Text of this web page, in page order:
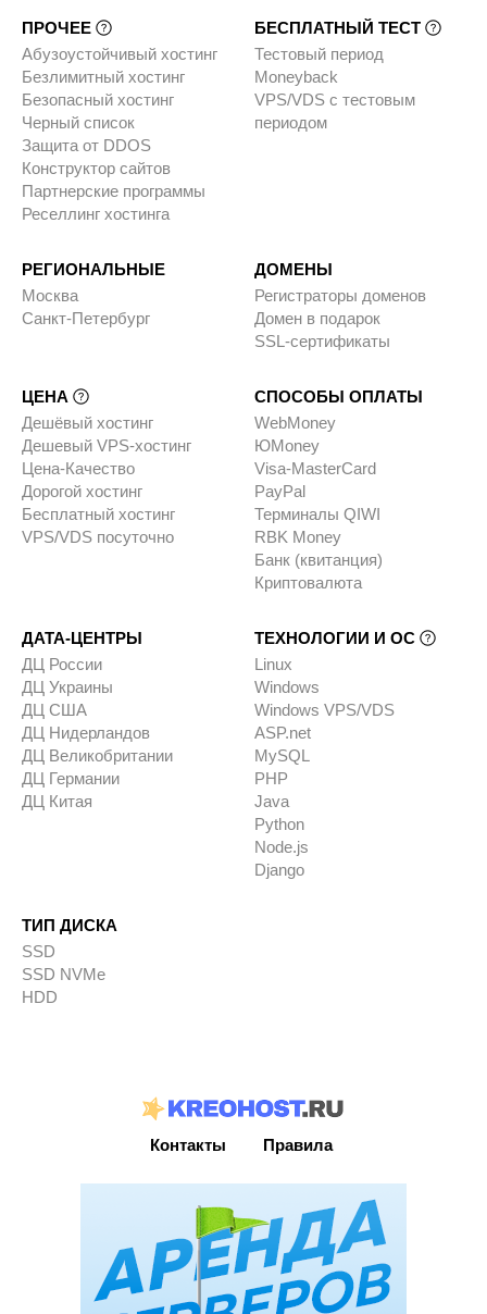
ПРОЧЕЕ
Абузоустойчивый хостинг
Безлимитный хостинг
Безопасный хостинг
Черный список
Защита от DDOS
Конструктор сайтов
Партнерские программы
Реселлинг хостинга
БЕСПЛАТНЫЙ ТЕСТ
Тестовый период
Moneyback
VPS/VDS с тестовым
периодом
РЕГИОНАЛЬНЫЕ
Москва
Санкт-Петербург
ДОМЕНЫ
Регистраторы доменов
Домен в подарок
SSL-сертификаты
ЦЕНА
Дешёвый хостинг
Дешевый VPS-хостинг
Цена-Качество
Дорогой хостинг
Бесплатный хостинг
VPS/VDS посуточно
СПОСОБЫ ОПЛАТЫ
WebMoney
ЮMoney
Visa-MasterCard
PayPal
Терминалы QIWI
RBK Money
Банк (квитанция)
Криптовалюта
ДАТА-ЦЕНТРЫ
ДЦ России
ДЦ Украины
ДЦ США
ДЦ Нидерландов
ДЦ Великобритании
ДЦ Германии
ДЦ Китая
ТЕХНОЛОГИИ И ОС
Linux
Windows
Windows VPS/VDS
ASP.net
MySQL
PHP
Java
Python
Node.js
Django
ТИП ДИСКА
SSD
SSD NVMe
HDD
Контакты Правила